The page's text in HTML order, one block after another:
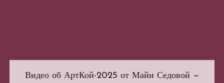
Видео об АртКой-2025 от Майи Седовой —